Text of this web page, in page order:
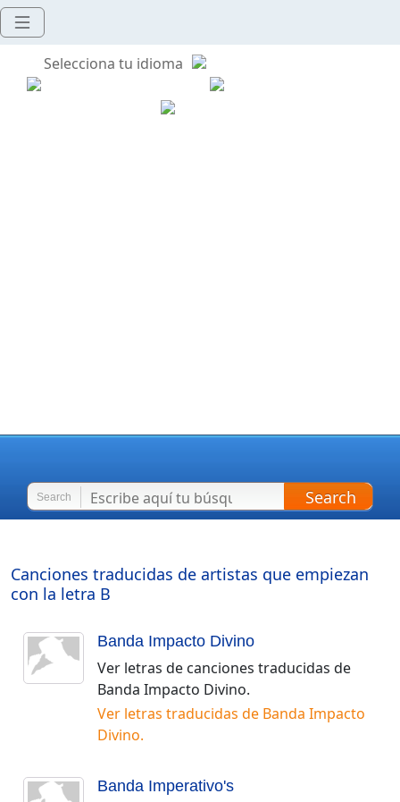
Selecciona tu idioma
Search Search
Canciones traducidas de artistas que empiezan
con la letra B
Banda Impacto Divino
Ver letras de canciones traducidas de
Banda Impacto Divino.
Ver letras traducidas de Banda Impacto
Divino.
Banda Imperativo's